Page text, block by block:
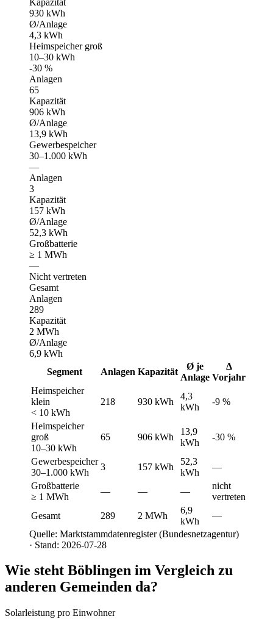
930 kWh
Ø/Anlage
4,3 kWh
Heimspeicher groß
10–30 kWh
-30 %
Anlagen
65
Kapazität
906 kWh
Ø/Anlage
13,9 kWh
Gewerbespeicher
30–1.000 kWh
—
Anlagen
3
Kapazität
157 kWh
Ø/Anlage
52,3 kWh
Großbatterie
≥ 1 MWh
—
Nicht vertreten
Gesamt
Anlagen
289
Kapazität
2 MWh
Ø/Anlage
6,9 kWh
Segment
Anlagen Kapazität
Ø je
Anlage
Δ
Vorjahr
Heimspeicher
klein
< 10 kWh
218 930 kWh
4,3
kWh
-9 %
Heimspeicher
groß
10–30 kWh
65 906 kWh
13,9
kWh
-30 %
Gewerbespeicher
30–1.000 kWh
3 157 kWh
52,3
kWh
—
Großbatterie
≥ 1 MWh
— — —
nicht
vertreten
Gesamt
289 2 MWh
6,9
kWh
—
Quelle: Marktstammdatenregister (Bundesnetzagentur)
· Stand: 2026-07-28
Wie steht Böblingen im Vergleich zu
anderen Gemeinden da?
Solarleistung pro Einwohner